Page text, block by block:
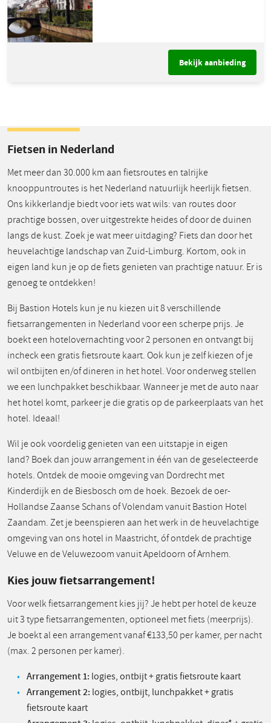
Bekijk aanbieding
Fietsen in Nederland
Met meer dan 30.000 km aan fietsroutes en talrijke
knooppuntroutes is het Nederland natuurlijk heerlijk fietsen.
Ons kikkerlandje biedt voor iets wat wils: van routes door
prachtige bossen, over uitgestrekte heides of door de duinen
langs de kust. Zoek je wat meer uitdaging? Fiets dan door het
heuvelachtige landschap van Zuid-Limburg. Kortom, ook in
eigen land kun je op de fiets genieten van prachtige natuur. Er is
genoeg te ontdekken!
Bij Bastion Hotels kun je nu kiezen uit 8 verschillende
fietsarrangementen in Nederland voor een scherpe prijs. Je
boekt een hotelovernachting voor 2 personen en ontvangt bij
incheck een gratis fietsroute kaart. Ook kun je zelf kiezen of je
wil ontbijten en/of dineren in het hotel. Voor onderweg stellen
we een lunchpakket beschikbaar. Wanneer je met de auto naar
het hotel komt, parkeer je die gratis op de parkeerplaats van het
hotel. Ideaal!
Wil je ook voordelig genieten van een uitstapje in eigen
land? Boek dan jouw arrangement in één van de geselecteerde
hotels. Ontdek de mooie omgeving van Dordrecht met
Kinderdijk en de Biesbosch om de hoek. Bezoek de oer-
Hollandse Zaanse Schans of Volendam vanuit Bastion Hotel
Zaandam. Zet je beenspieren aan het werk in de heuvelachtige
omgeving van ons hotel in Maastricht, óf ontdek de prachtige
Veluwe en de Veluwezoom vanuit Apeldoorn of Arnhem.
Kies jouw fietsarrangement!
Voor welk fietsarrangement kies jij? Je hebt per hotel de keuze
uit 3 type fietsarrangementen, optioneel met fiets (meerprijs).
Je boekt al een arrangement vanaf €133,50 per kamer, per nacht
(max. 2 personen per kamer).
Arrangement 1: logies, ontbijt + gratis fietsroute kaart
Arrangement 2: logies, ontbijt, lunchpakket + gratis
fietsroute kaart